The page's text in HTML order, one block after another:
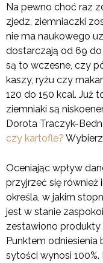
Na pewno choć raz
zjedz, ziemniaczki
nie ma naukowego
dostarczają od 69
są to wczesne, czy
kaszy, ryżu czy
120 do 150 kcal. Już
ziemniaki są
Dorota Traczyk-
czy kartofle?
Oceniając wpływ
przyjrzeć się również
określa, w jakim
jest w stanie
zestawiono produkty
Punktem odniesienia
sytości wynosi